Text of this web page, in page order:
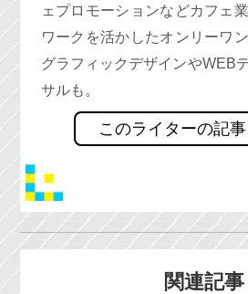
ェプロモーションなどカフェ
ワークを活かしたオンリーワ
グラフィックデザインやWEB
サルも。
このライターの記
関連記事